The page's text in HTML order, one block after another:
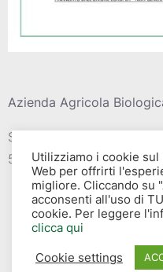
Azienda Agricola
Strada vic. Della barca del
58015 – Albinia (GR)
Utilizziamo i cookie
Web per offrirti
migliore. Cliccando su
acconsenti all'uso di
cookie. Per leggere
clicca qui
Cookie settings